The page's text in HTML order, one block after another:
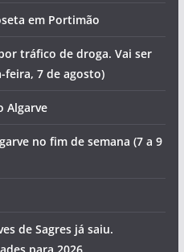
em Portimão
tráfico de droga. Vai ser
feira, 7 de agosto)
Algarve
no fim de semana (7 a 9
de Sagres já saiu.